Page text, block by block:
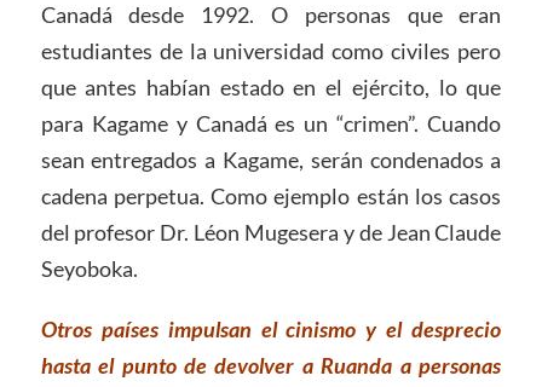
Canadá desde 1992. O personas que eran
estudiantes de la universidad como civiles pero
que antes habían estado en el ejército, lo que
para Kagame y Canadá es un “crimen”. Cuando
sean entregados a Kagame, serán condenados a
cadena perpetua. Como ejemplo están los casos
del profesor Dr. Léon Mugesera y de Jean Claude
Seyoboka.
Otros países impulsan el cinismo y el desprecio
hasta el punto de devolver a Ruanda a personas